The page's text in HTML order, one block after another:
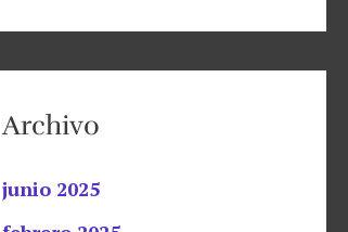
Archivo
junio 2025